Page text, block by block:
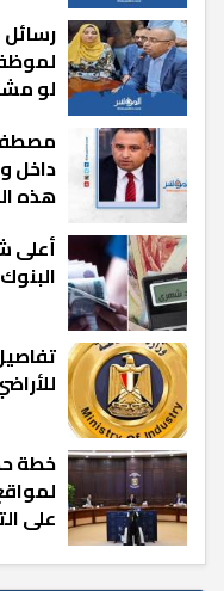
لو
داخل
هذه
أعلى
خطة
على